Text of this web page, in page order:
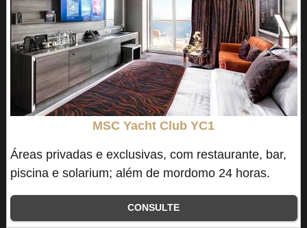
MSC Yacht Club YC1
Áreas privadas e exclusivas, com restaurante, bar,
piscina e solarium; além de mordomo 24 horas.
CONSULTE